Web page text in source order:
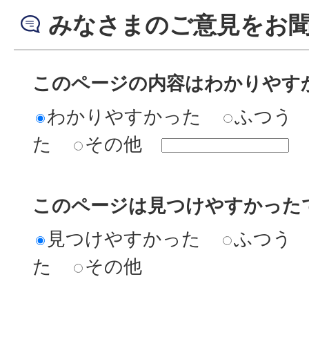
みなさまのご意見をお
このページの内容はわかりやす
わかりやすかった
ふつう
た
その他
このページは見つけやすかった
見つけやすかった
ふつう
た
その他